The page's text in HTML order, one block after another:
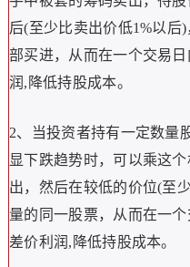
后(至少比卖出价低1%以后
部买进，从而在一个交易
润,降低持股成本。
2、当投资者持有一定数量
显下跌趋势时，可以乘这
出，然后在较低的价位(至
量的同一股票，从而在一
差价利润,降低持股成本。